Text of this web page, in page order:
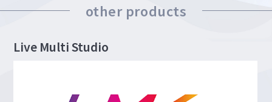
other products
Live Multi Studio